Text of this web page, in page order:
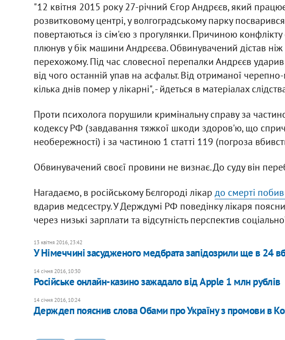
"12 квітня 2015 року 27-річний Єгор Андрєєв, який
розвитковому центрі, у волгоградському парку
повертаються із сім'єю з прогулянки. Причиною
плюнув у бік машини Андрєєва. Обвинувачений дістав
перехожому. Під час словесної перепалки Андрєєв
від чого останній упав на асфальт. Від отриманої
кілька днів помер у лікарні", - йдеться в матеріалах
Проти психолога порушили кримінальну справу за
кодексу РФ (завдавання тяжкої шкоди здоров'ю, що
необережності) і за частиною 1 статті 119 (погроза
Обвинувачений своєї провини не визнає. До суду він
Нагадаємо, в російському Бєлгороді лікар до смерті побив
вдарив медсестру. У Держдумі РФ поведінку лікаря
через низькі зарплати та відсутність перспектив
13 квітня 2016, 23:42
У Німеччині засудженого медбрата запідозрили ще в 24
14 січня 2016, 10:30
Російське онлайн-казино зажадало від Apple 1 млн рублів
14 січня 2016, 10:24
Держдеп пояснив слова Обами про Україну з промови в